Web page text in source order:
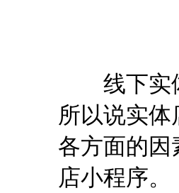
线下实体
所以说实
各方面的
店小程序。